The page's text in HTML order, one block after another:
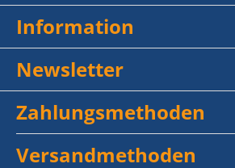
Information
Newsletter
Zahlungsmethoden
Versandmethoden